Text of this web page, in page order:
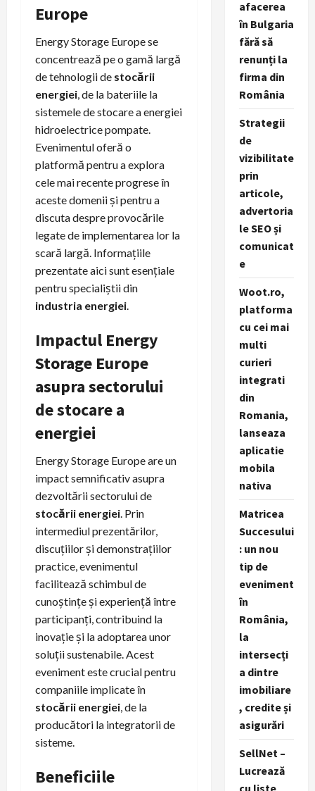
Europe
Energy Storage Europe se
concentrează pe o gamă largă
de tehnologii de stocării
energiei , de la bateriile la
sistemele de stocare a energiei
hidroelectrice pompate.
Evenimentul oferă o
platformă pentru a explora
cele mai recente progrese în
aceste domenii și pentru a
discuta despre provocările
legate de implementarea lor la
scară largă. Informațiile
prezentate aici sunt esențiale
pentru specialiștii din
industria energiei
Impactul Energy
Storage Europe
asupra sectorului
de stocare a
energiei
Energy Storage Europe are un
impact semnificativ asupra
dezvoltării sectorului de
stocării energiei . Prin
intermediul prezentărilor,
discuțiilor și demonstrațiilor
practice, evenimentul
facilitează schimbul de
cunoștințe și experiență între
participanți, contribuind la
inovație și la adoptarea unor
soluții sustenabile. Acest
eveniment este crucial pentru
companiile implicate în
stocării energiei , de la
producători la integratorii de
sisteme.
Beneficiile
afacerea
în Bulgaria
fără să
renunți la
firma din
România
Strategii
de
vizibilitate
prin
articole,
advertoria
le SEO și
comunicat
e
Woot.ro,
platforma
cu cei mai
multi
curieri
integrati
din
Romania,
lanseaza
aplicatie
mobila
nativa
Matricea
Succesului
: un nou
tip de
eveniment
în
România,
la
intersecți
a dintre
imobiliare
, credite și
asigurări
SellNet –
Lucrează
cu liste